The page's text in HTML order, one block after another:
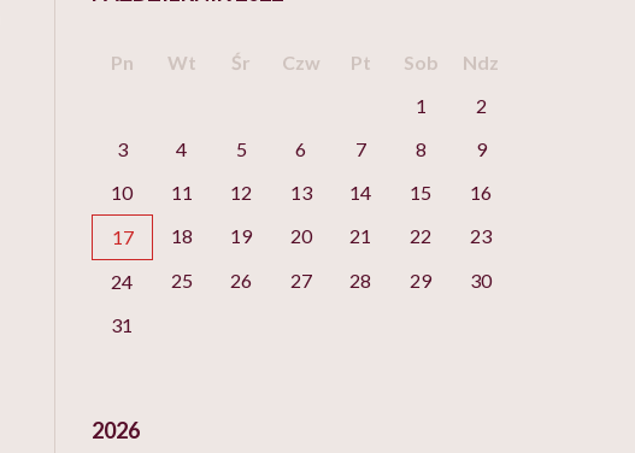
Pn Wt Śr Czw Pt Sob
Ndz
1
2
3
4 5 6 7 8
9
10
11 12 13 14 15
16
17
18 19 20 21 22
23
24
25 26 27 28 29
30
31
2026